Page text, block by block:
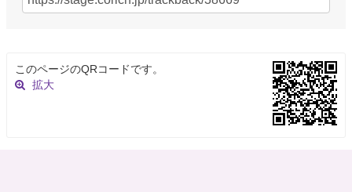
このページのQRコードです。
拡大